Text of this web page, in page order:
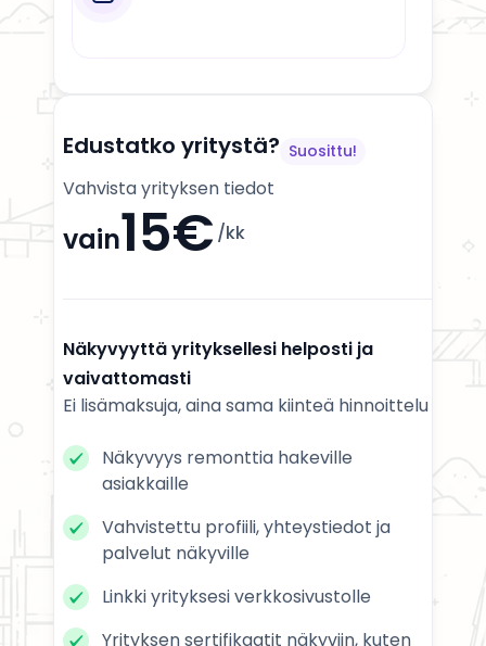
Edustatko yritystä? Suosittu!
Vahvista yrityksen tiedot
vain15€ /kk
Näkyvyyttä yrityksellesi helposti ja
vaivattomasti
Ei lisämaksuja, aina sama kiinteä hinnoittelu
Näkyvyys remonttia hakeville
asiakkaille
Vahvistettu profiili, yhteystiedot ja
palvelut näkyville
Linkki yrityksesi verkkosivustolle
Yrityksen sertifikaatit näkyviin, kuten